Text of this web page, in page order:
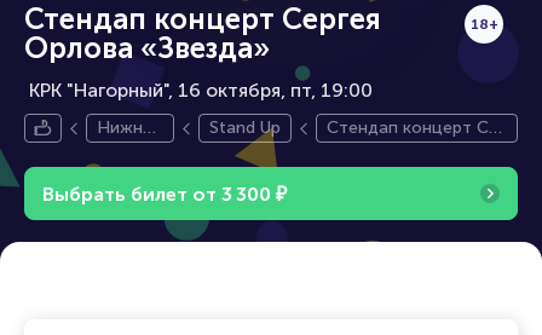
Стендап концерт Сергея
Орлова «Звезда»
КРК "Нагорный", 16 октября
18+
пт, 19:00
Нижний
од
Stand Up
Стендап концерт Се
Выбрать билет от 3 300 ₽